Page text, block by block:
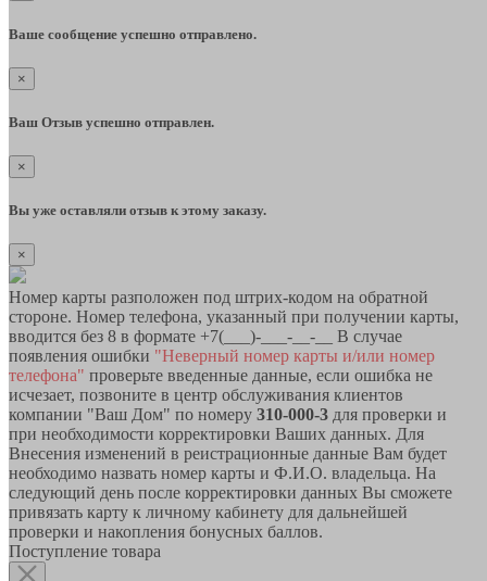
Ваше сообщение успешно отправлено.
×
Ваш Отзыв успешно отправлен.
×
Вы уже оставляли отзыв к этому заказу.
×
Номер карты разположен под штрих-кодом на обратной
стороне. Номер телефона, указанный при получении карты,
вводится без 8 в формате +7(___)-___-__-__ В случае
появления ошибки "Неверный номер карты и/или номер
телефона" проверьте введенные данные, если ошибка не
исчезает, позвоните в центр обслуживания клиентов
компании "Ваш Дом" по номеру 310-000-3 для проверки и
при необходимости корректировки Ваших данных. Для
Внесения изменений в реистрационные данные Вам будет
необходимо назвать номер карты и Ф.И.О. владельца. На
следующий день после корректировки данных Вы сможете
привязать карту к личному кабинету для дальнейшей
проверки и накопления бонусных баллов.
Поступление товара